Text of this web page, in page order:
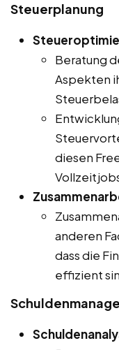
Steuerplanung
Beratung
Aspekten
diesen
anderen
dass die
effizient